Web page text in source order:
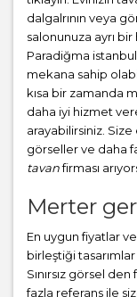
dalgalrının veya
salonunuza ayrı
Paradiğma istanbul
mekana sahip
kısa bir zamanda
daha iyi hizmet
arayabilirsiniz. Size
görseller ve daha
tavanfirması
Merter
En uygun fiyatlar
birleştiği
Sınırsız görsel
fazla referans ile